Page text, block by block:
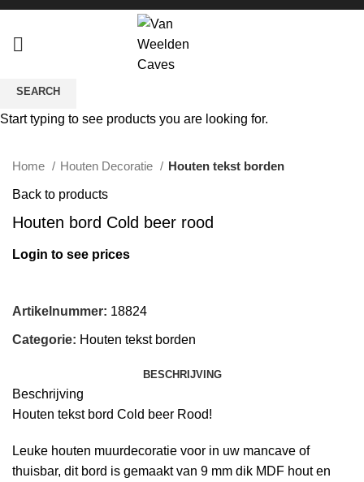
Click to enlarge
Home Houten Decoratie Houten tekst borden
Back to products
Houten bord Cold beer rood
Login to see prices
Artikelnummer: 18824
Categorie: Houten tekst borden
BESCHRIJVING
Beschrijving
Houten tekst bord Cold beer Rood!
Leuke houten muurdecoratie voor in uw mancave of
thuisbar, dit bord is gemaakt van 9 mm dik MDF hout en
SEARCH
Start typing to see products you are looking for.